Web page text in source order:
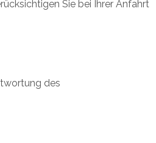
Sie bei Ihrer Anfahrt
des